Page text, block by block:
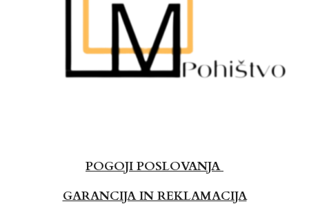
POGOJI POSLOVANJA
GARANCIJA IN REKLAMACIJA